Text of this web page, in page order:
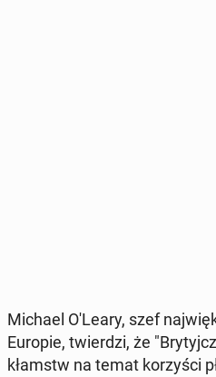
Michael O'Leary, szef
Europie, twier­dzi, że
kłamstw na temat ko­rzy­ści